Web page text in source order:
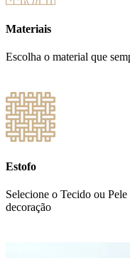
Materiais
Escolha o material que
Estofo
Selecione o Tecido ou
decoração